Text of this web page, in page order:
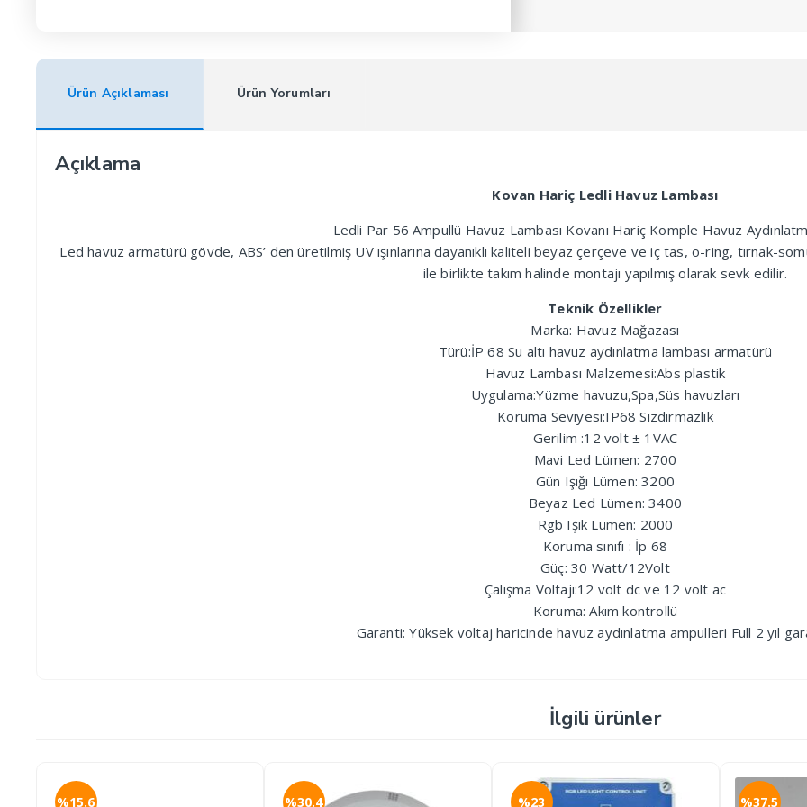
Ürün Açıklaması Ürün Yorumları
Açıklama
Kovan Hariç Ledli Havuz Lambası
Ledli Par 56 Ampullü Havuz Lambası Kovanı Hariç Komple Havuz
Led havuz armatürü gövde, ABS’ den üretilmiş UV ışınlarına dayanıklı kaliteli beyaz çerçeve ve iç tas, o-ring, tırnak-
ile birlikte takım halinde montajı yapılmış olarak sevk edilir.
Teknik Özellikler
Marka: Havuz Mağazası
Türü:İP 68 Su altı havuz aydınlatma lambası armatürü
Havuz Lambası Malzemesi:Abs plastik
Uygulama:Yüzme havuzu,Spa,Süs havuzları
Koruma Seviyesi:IP68 Sızdırmazlık
Gerilim :12 volt ± 1VAC
Mavi Led Lümen: 2700
Gün Işığı Lümen: 3200
Beyaz Led Lümen: 3400
Rgb Işık Lümen: 2000
Koruma sınıfı : İp 68
Güç: 30 Watt/12Volt
Çalışma Voltajı:12 volt dc ve 12 volt ac
Koruma: Akım kontrollü
Garanti: Yüksek voltaj haricinde havuz aydınlatma ampulleri Full 2 yıl
İlgili ürünler
%15.6 %30.4 %23 %37.5